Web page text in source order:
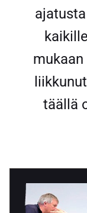
täällä